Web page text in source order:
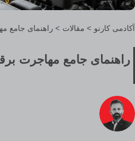
آکادمی کارنو > مقالات > راهنمای جامع
راهنمای جامع مهاجرت